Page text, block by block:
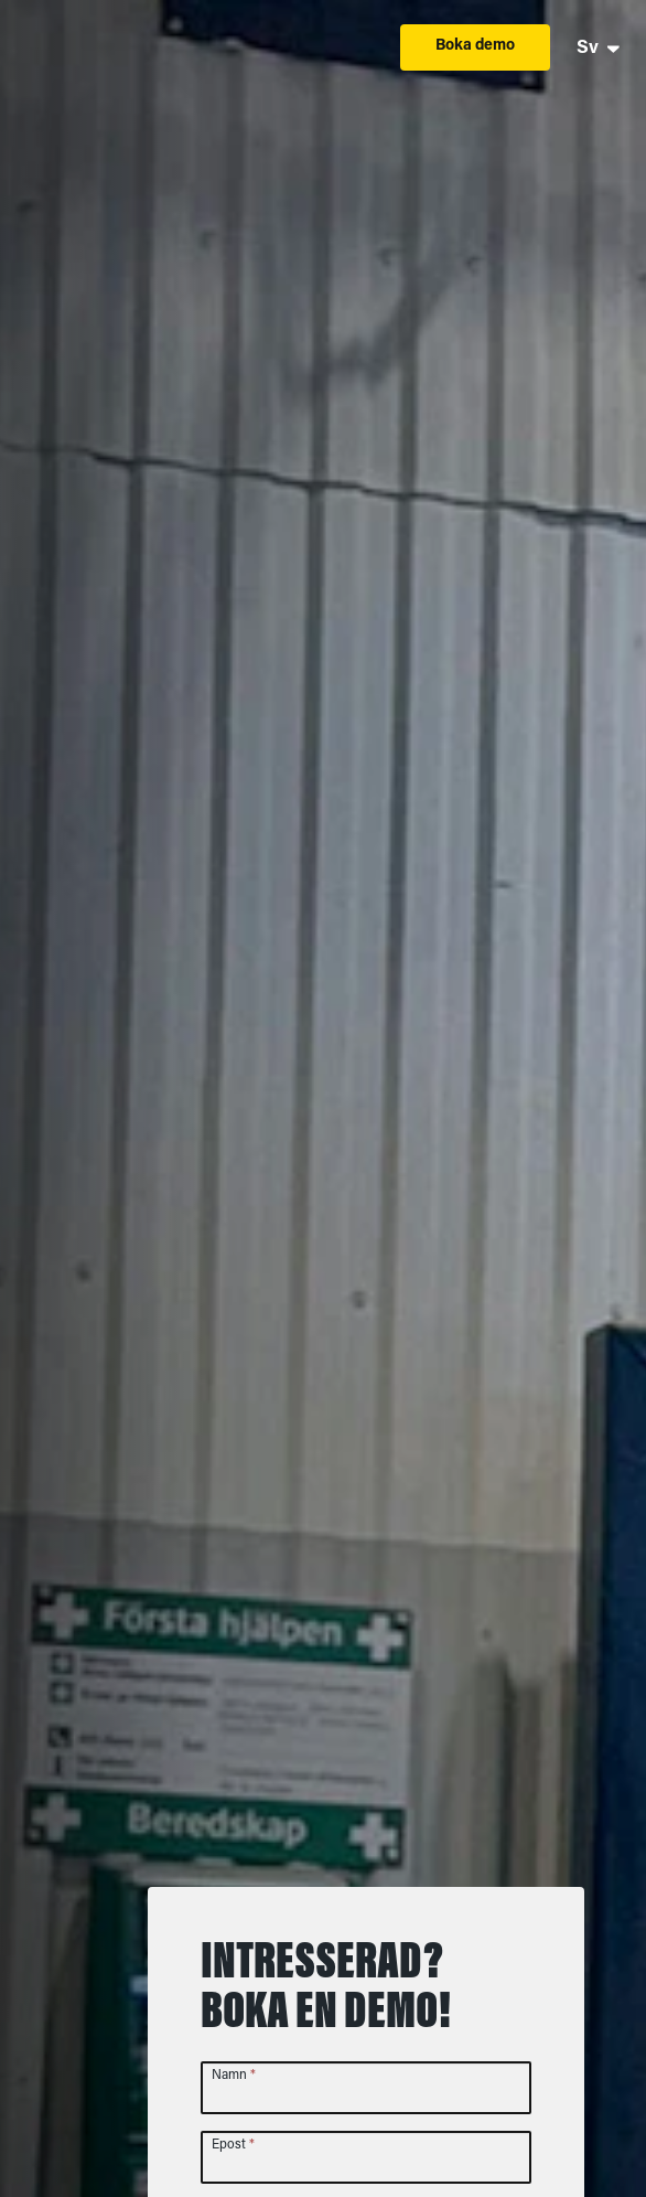
Boka demo Sv